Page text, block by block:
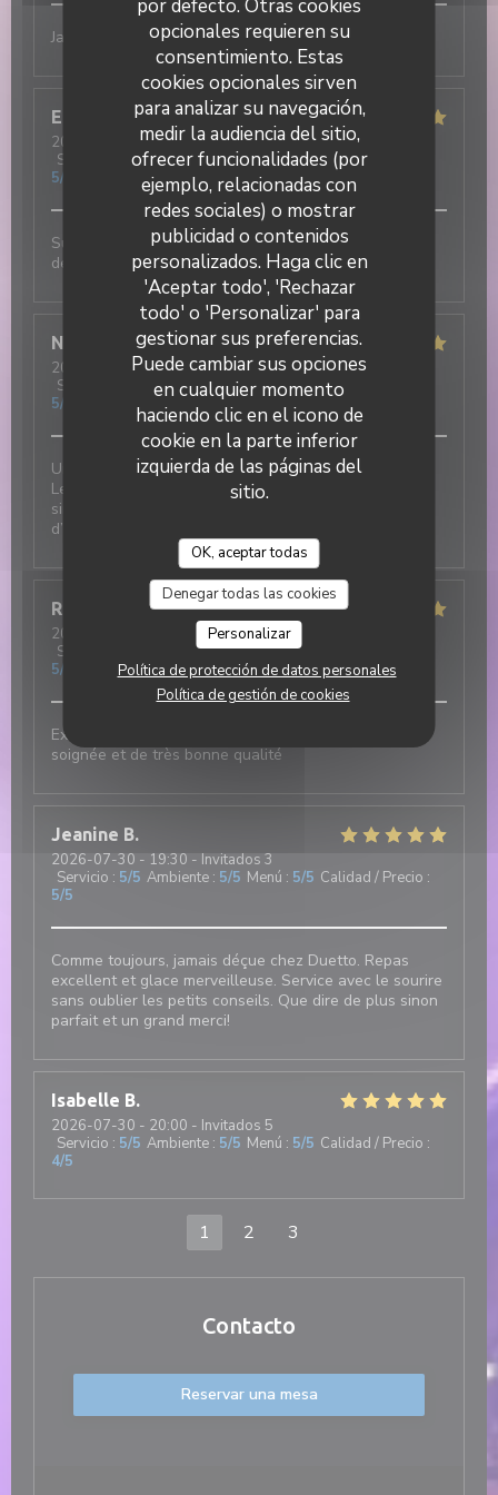
por defecto. Otras cookies
opcionales requieren su
consentimiento. Estas
cookies opcionales sirven
para analizar su navegación,
medir la audiencia del sitio,
ofrecer funcionalidades (por
ejemplo, relacionadas con
redes sociales) o mostrar
publicidad o contenidos
personalizados. Haga clic en
'Aceptar todo', 'Rechazar
todo' o 'Personalizar' para
gestionar sus preferencias.
Puede cambiar sus opciones
en cualquier momento
haciendo clic en el icono de
cookie en la parte inferior
izquierda de las páginas del
sitio.
OK, aceptar todas
Denegar todas las cookies
Personalizar
Política de protección de datos personales
Política de gestión de cookies
Jamais déçu !! Excellent
Elisa
2026-07-31
- 19:30 - Invitados 3
Servicio
/5 Ambiente: 5/5 Menú: 5/5 Calidad / Precio
5/5
Super ambiance, service impeccable et tout est
délicieux !!!
Nicolas
2026-07-31- 12:30 - Invitados 2
Servicio
Ambiente:5 /5 Menú: 5/5 Calidad / Precio
5/5
Une excellente adresse italienne au cœur du village !
Les plats sont délicieux et le service est tout
simplement incroyable : chaleureux, attentionné et
d’une grande gentillesse.
Robert
2026-07-31
- 12:00 - Invitados 3
Servicio
Ambiente:5/5 Menú:5/5
5/5
Excellent et authentique restaurant italien. Cuisine
soignée et de très bonne qualité
Jeanine B
2026-07-30 - 19:30 - Invitados 3
Servicio : 5/5 Ambiente : 5/5 Menú : 5/5 Calidad / Precio :
5/5
Comme toujours, jamais déçue chez Duetto. Repas
excellent et glace merveilleuse. Service avec le sourire
sans oublier les petits conseils. Que dire de plus sinon
parfait et un grand merci!
Isabelle B
2026-07-30 - 20:00 - Invitados 5
Servicio : 5/5 Ambiente : 5/5 Menú : 5/5 Calidad / Precio :
4/5
1 2 3
Contacto
Reservar una mesa
DUETTO